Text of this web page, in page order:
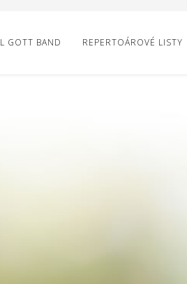
GOTT BAND REPERTOÁROVÉ LISTY